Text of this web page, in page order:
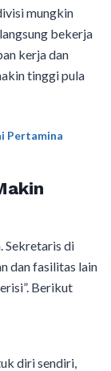
mungkin
bekerja
kerja dan
tinggi pula
Pertamina
Sekretaris di
dan fasilitas lain
Berikut
diri sendiri,